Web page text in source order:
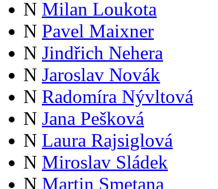
N Milan Loukota
N Pavel Maixner
N Jindřich Nehera
N Jaroslav Novák
N Radomíra Nývltová
N Jana Pešková
N Laura Rajsiglová
N Miroslav Sládek
N Martin Smetana